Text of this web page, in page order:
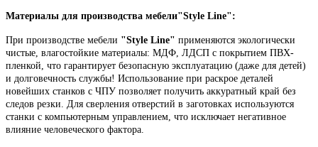
Материалы для производства мебели"Style Line":
При производстве мебели "Style Line" применяются экологически
чистые, влагостойкие материалы: МДФ, ЛДСП с покрытием ПВХ-
пленкой, что гарантирует безопасную эксплуатацию (даже для детей)
и долговечность службы! Использование при раскрое деталей
новейших станков с ЧПУ позволяет получить аккуратный край без
следов резки. Для сверления отверстий в заготовках используются
станки с компьютерным управлением, что исключает негативное
влияние человеческого фактора.